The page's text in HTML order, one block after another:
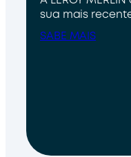
sua mais
SABE MAIS